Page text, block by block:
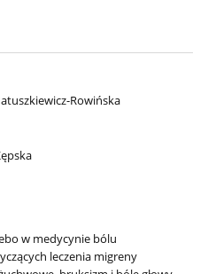
Rowińska
w medycynie bólu
leczenia migreny